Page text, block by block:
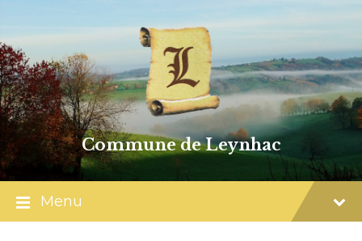
content
main
navigation
footer
Commune de Leynhac
Menu